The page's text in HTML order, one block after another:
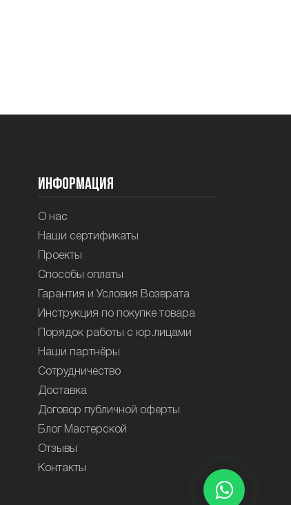
Информация
О нас
Наши сертификаты
Проекты
Способы оплаты
Гарантия и Условия Возврата
Инструкция по покупке товара
Порядок работы с юр.лицами
Наши партнёры
Сотрудничество
Доставка
Договор публичной оферты
Блог Мастерской
Отзывы
Контакты